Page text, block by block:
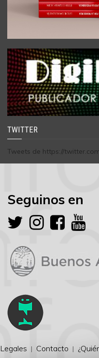
TWITTER
Tweets de https://
Seguinos en
Legales Contacto